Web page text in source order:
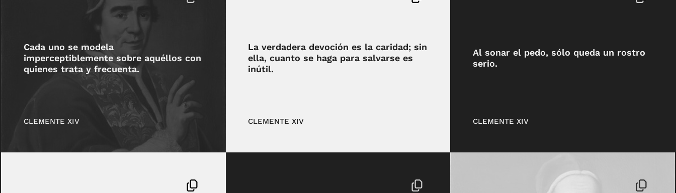
Cada uno se modela
imperceptiblemente sobre aquéllos con
quienes trata y frecuenta.
CLEMENTE XIV
La verdadera devoción es la caridad; sin
ella, cuanto se haga para salvarse es
inútil.
CLEMENTE XIV
Al sonar el pedo, sólo queda un rostro
serio.
CLEMENTE XIV